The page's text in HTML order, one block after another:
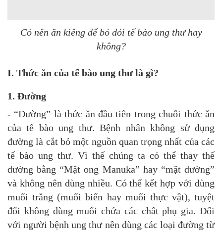
Có nên ăn kiêng để bỏ đói tế bào ung thư hay
không?
I. Thức ăn của tế bào ung thư là gì?
1. Đường
- “Đường” là thức ăn đầu tiên trong chuỗi thức ăn
của tế bào ung thư. Bệnh nhân không sử dụng
đường là cắt bỏ một nguồn quan trọng nhất của các
tế bào ung thư. Vì thế chúng ta có thể thay thế
đường bằng “Mật ong Manuka” hay “mật đường”
và không nên dùng nhiều. Có thể kết hợp với dùng
muối trắng (muối biển hay muối thực vật), tuyệt
đối không dùng muối chứa các chất phụ gia. Đối
với người bệnh ung thư nên dùng các loại đường từ